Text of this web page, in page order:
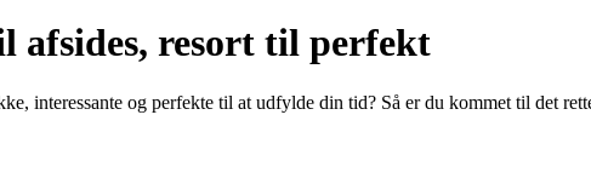
resort til perfekt
interessante og perfekte til at udfylde din tid? Så er du kommet til det